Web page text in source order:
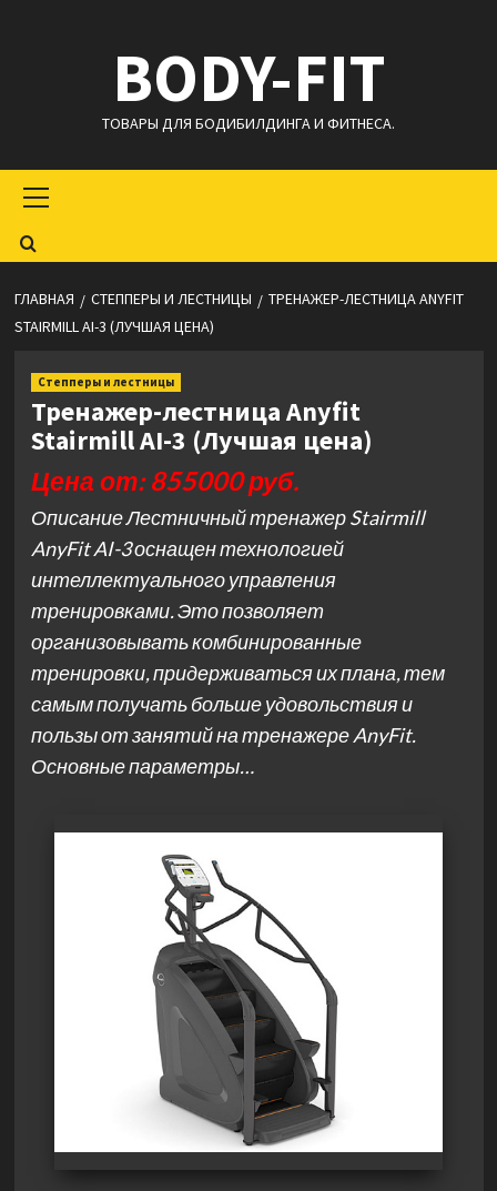
BODY-FIT
ТОВАРЫ ДЛЯ БОДИБИЛДИНГА И ФИТНЕСА.
меню
ГЛАВНАЯ СТЕППЕРЫ И ЛЕСТНИЦЫ
ТРЕНАЖЕР-ЛЕСТНИЦА ANYFIT
STAIRMILL AI-3 (ЛУЧШАЯ ЦЕНА)
Степперы и лестницы
Тренажер-лестница Anyfit
Stairmill AI-3 (Лучшая цена)
Цена от: 855000 руб.
Описание Лестничный тренажер Stairmill
AnyFit AI-3 оснащен технологией
интеллектуального управления
тренировками. Это позволяет
организовывать комбинированные
тренировки, придерживаться их плана, тем
самым получать больше удовольствия и
пользы от занятий на тренажере AnyFit.
Основные параметры…